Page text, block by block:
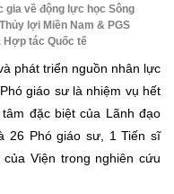
gia về động lực học Sông
lợi Miền Nam & PGS
Hợp tác Quốc tế
phát triển nguồn nhân lực
giáo sư là nhiệm vụ hết
đặc biệt của Lãnh đạo
26 Phó giáo sư, 1 Tiến sĩ
Viện trong nghiên cứu